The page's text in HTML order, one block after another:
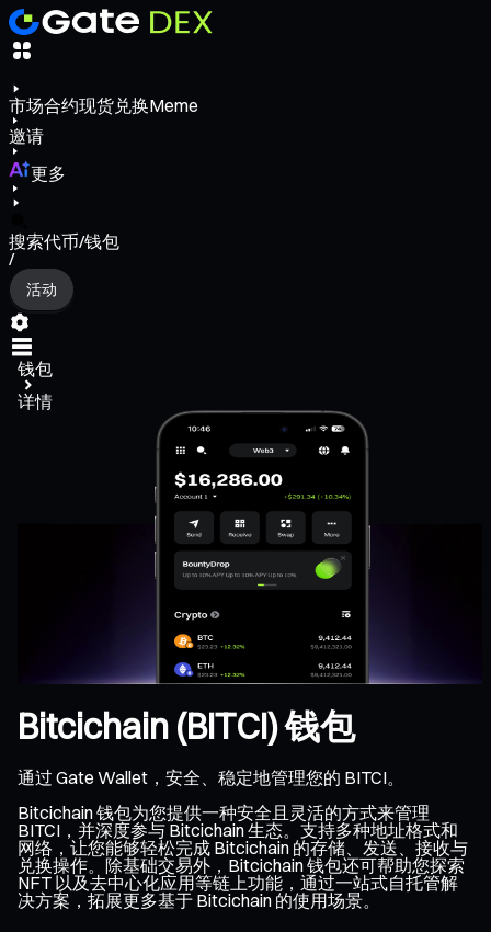
市场合约现货兑换Meme
邀请
更多
搜索代币/钱包
/
活动
钱包
详情
Bitcichain (BITCI) 钱包
通过 Gate Wallet，安全、稳定地管理您的 BITCI。
Bitcichain 钱包为您提供一种安全且灵活的方式来管理
BITCI，并深度参与 Bitcichain 生态。支持多种地址格式和
网络，让您能够轻松完成 Bitcichain 的存储、发送、接收与
兑换操作。除基础交易外，Bitcichain 钱包还可帮助您探索
NFT 以及去中心化应用等链上功能，通过一站式自托管解
决方案，拓展更多基于 Bitcichain 的使用场景。